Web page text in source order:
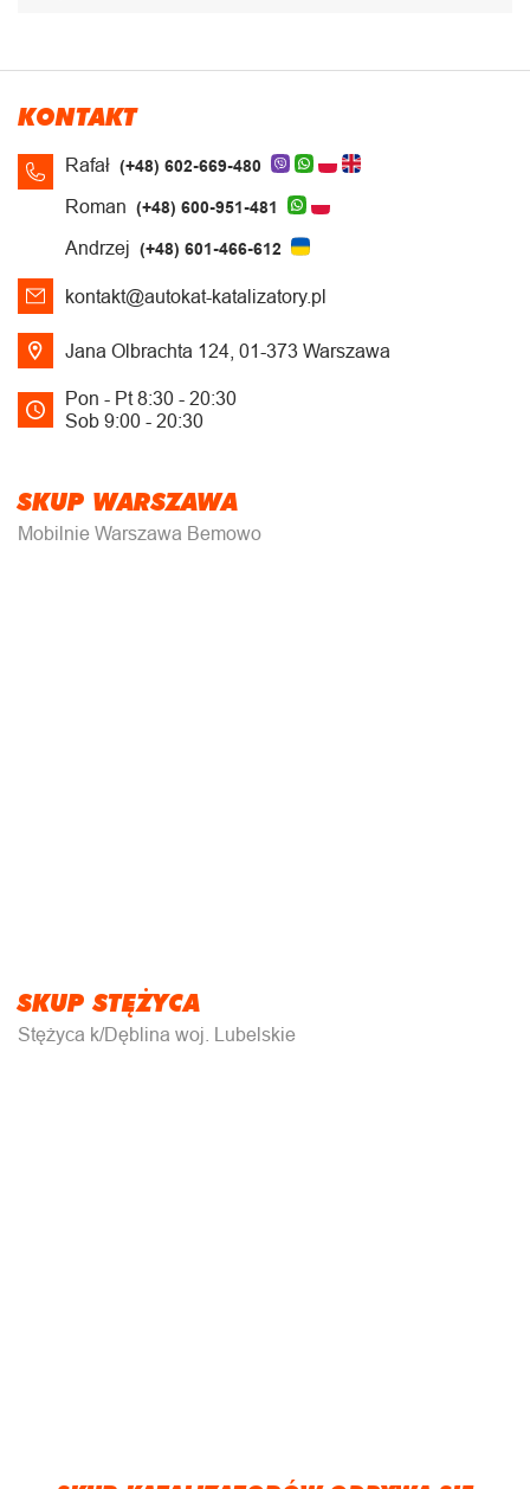
KONTAKT
Rafał (+48) 602-669-480
Roman (+48) 600-951-481
Andrzej (+48) 601-466-612
kontakt@autokat-katalizatory.pl
Jana Olbrachta 124, 01-373 Warszawa
Pon - Pt 8:30 - 20:30
Sob 9:00 - 20:30
SKUP WARSZAWA
Mobilnie Warszawa Bemowo
SKUP STĘŻYCA
Stężyca k/Dęblina woj. Lubelskie